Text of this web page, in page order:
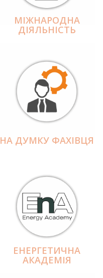
МІЖНАРОДНА
ДІЯЛЬНІCТЬ
НА ДУМКУ ФАХІВЦЯ
ЕНЕРГЕТИЧНА
АКАДЕМІЯ